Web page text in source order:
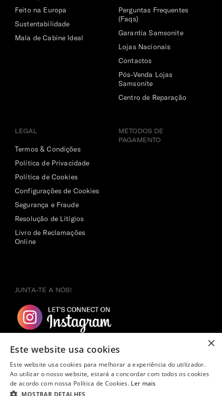
Feito na Europa
Sustentabilidade
Mala de Cabine Ideal
Perguntas Frequentes
(Faqs)
Garantia Samsonite
Lojas Nacionais
Contactos
Pós-Venda Lojas
Samsonite
Centro de Reparação
LEGAL
Termos & Condições
Política de Privacidade
Política de Cookies
Configurações de Cookies
Segurança e Fraude
Resolução de Litígios
Livro de Reclamações
Online
MÉTODOS DE
PAGAMENTO
JUNTA-TE A NÓS!
×
Este website usa cookies
Este website usa cookies para melhorar a experiência do utilizador.
Ao utilizar o nosso website, estará a concordar com todos os cookies
de acordo com nossa Política de Cookies. Ler mais
MOSTRAR DETALHES